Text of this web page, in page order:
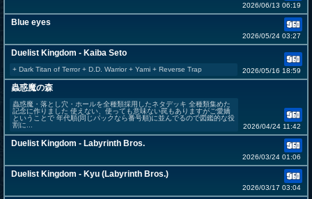
2026/06/13 06:19
Blue eyes
2026/05/24 03:27
Duelist Kingdom - Kaiba Seto
+ Dark Titan of Terror + D.D. Warrior + Yami + Reverse Trap 2026/05/16 18:59
蟲惑魔の森
蟲惑魔・落とし穴・ホールを全種類採用したネタデッキ 全種類集めた
記念に作りました 使えない、使っても意味ない罠もありますがご愛嬌
ということで 年代順(同じパックなら番号順)に並んでるので図鑑的な役
割に...
2026/04/24 11:42
Duelist Kingdom - Labyrinth Bros.
2026/03/24 01:06
Duelist Kingdom - Kyu (Labyrinth Bros.)
2026/03/17 03:04